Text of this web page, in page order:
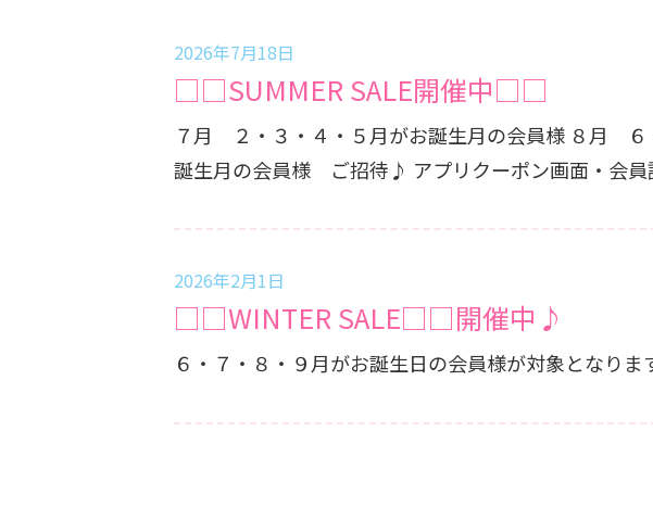
2026年7月18日
□□SUMMER SALE開催中□□
７月 ２・３・４・５月がお誕生月の会員様 ８月 ６・７・８・９月がお誕生月の会員様 ９月 １０・１１・１２・１月がお
誕生月の会員様 ご招待♪ アプリク
2026年2月1日
□□WINTER SALE□□開催中♪